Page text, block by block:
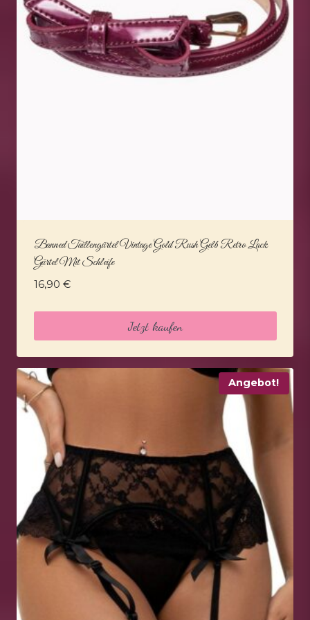
Banned Taillengürtel Vintage Gold Rush Gelb Retro Lack
Gürtel Mit Schleife
16,90 €
Jetzt kaufen
Angebot!